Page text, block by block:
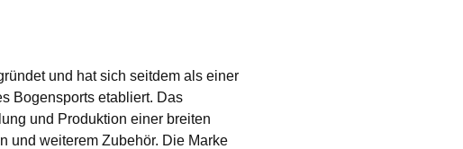
und hat sich seitdem als einer
Bogensports etabliert. Das
und Produktion einer breiten
und weiterem Zubehör. Die Marke